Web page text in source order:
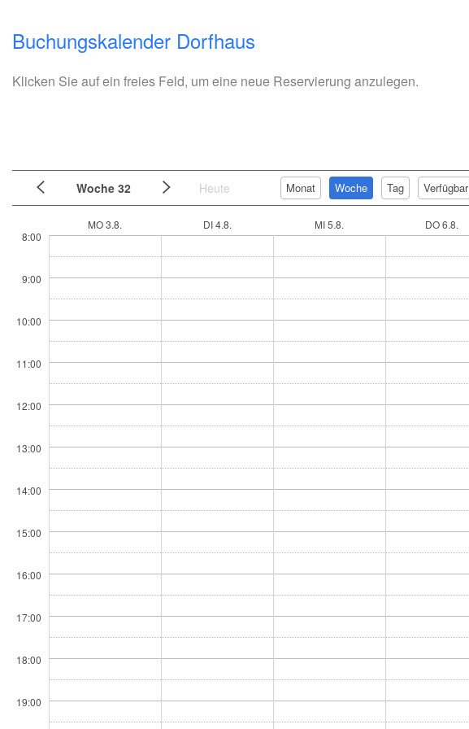
Buchungskalender Dorfhaus
Klicken Sie auf ein freies Feld, um eine neue Reservierung anzulegen.
Woche 32 Heute Monat Woche Tag Verfügbar
MO 3.8. DI 4.8. MI 5.8. DO 6.8.
8:00
9:00
10:00
11:00
12:00
13:00
14:00
15:00
16:00
17:00
18:00
19:00